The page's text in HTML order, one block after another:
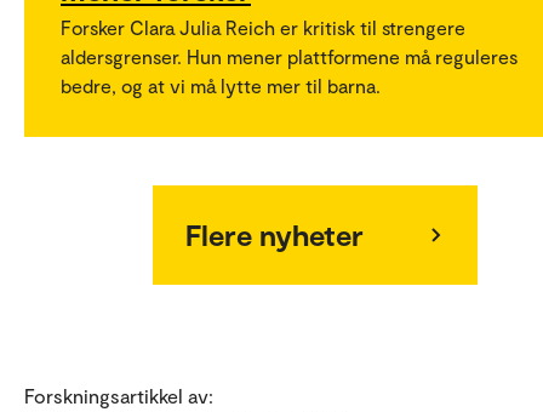
Forsker Clara Julia Reich er kritisk til strengere
aldersgrenser. Hun mener plattformene må reguleres
bedre, og at vi må lytte mer til barna.
Flere nyheter
Forskningsartikkel av: